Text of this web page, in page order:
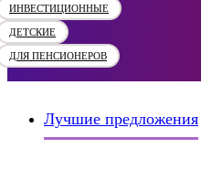
ИНВЕСТИЦИОННЫЕ
ДЕТСКИЕ
ДЛЯ ПЕНСИОНЕРОВ
Лучшие предложения